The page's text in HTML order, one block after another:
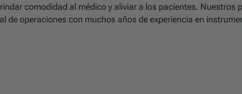
comodidad al médico y aliviar a los pacientes.
de operaciones con muchos años de experiencia en